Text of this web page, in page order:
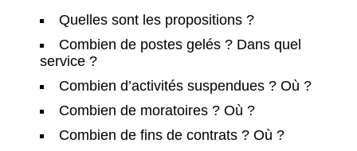
Quelles sont les propositions ?
Combien de postes gelés ? Dans quel
service ?
Combien d’activités suspendues ? Où ?
Combien de moratoires ? Où ?
Combien de fins de contrats ? Où ?